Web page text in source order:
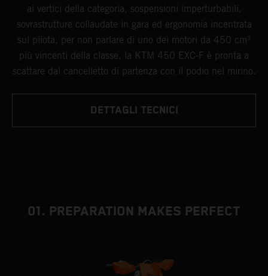
ai vertici della categoria, sospensioni imperturbabili,
sovrastrutture collaudate in gara ed ergonomia incentrata
sul pilota, per non parlare di uno dei motori da 450 cm³
più vincenti della classe, la KTM 450 EXC-F è pronta a
scattare dal cancelletto di partenza con il podio nel mirino.
DETTAGLI TECNICI
01. PREPARATION MAKES PERFECT